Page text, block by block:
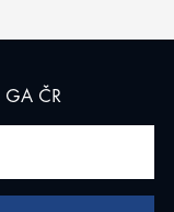
GA ČR